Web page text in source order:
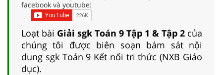
facebook và youtube:
Loạt bài Giải sgk Toán 9 Tập 1 & Tập 2 của
chúng tôi được biên soạn bám sát nội
dung sgk Toán 9 Kết nối tri thức (NXB Giáo
dục).